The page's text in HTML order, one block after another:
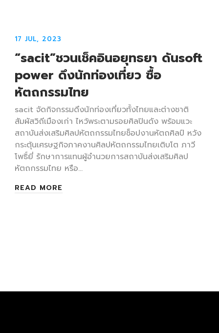
17 JUL, 2023
“sacit”ชวนเช็คอินอยุทธยา ดันsoft
power ดึงนักท่องเที่ยว ซื้อ
หัตถกรรมไทย
sacit จัดกิจกรรมดึงนักท่องเที่ยวทั้งไทยและต่างชาติ
สัมผัสวิถีเมืองเก่า ไหว้พระตามรอยศิลปินดัง พร้อมแวะ
สถาบันส่งเสริมศิลปหัตถกรรมไทยช็อปงานหัตถศิลป์ หวัง
กระตุ้นเศรษฐกิจภาคงานศิลปหัตถกรรมไทยเติบโต ภาวี
โพธิ์ยี่ รักษาการแทนผู้อำนวยการสถาบันส่งเสริมศิลป
หัตถกรรมไทย หรือ…
READ MORE